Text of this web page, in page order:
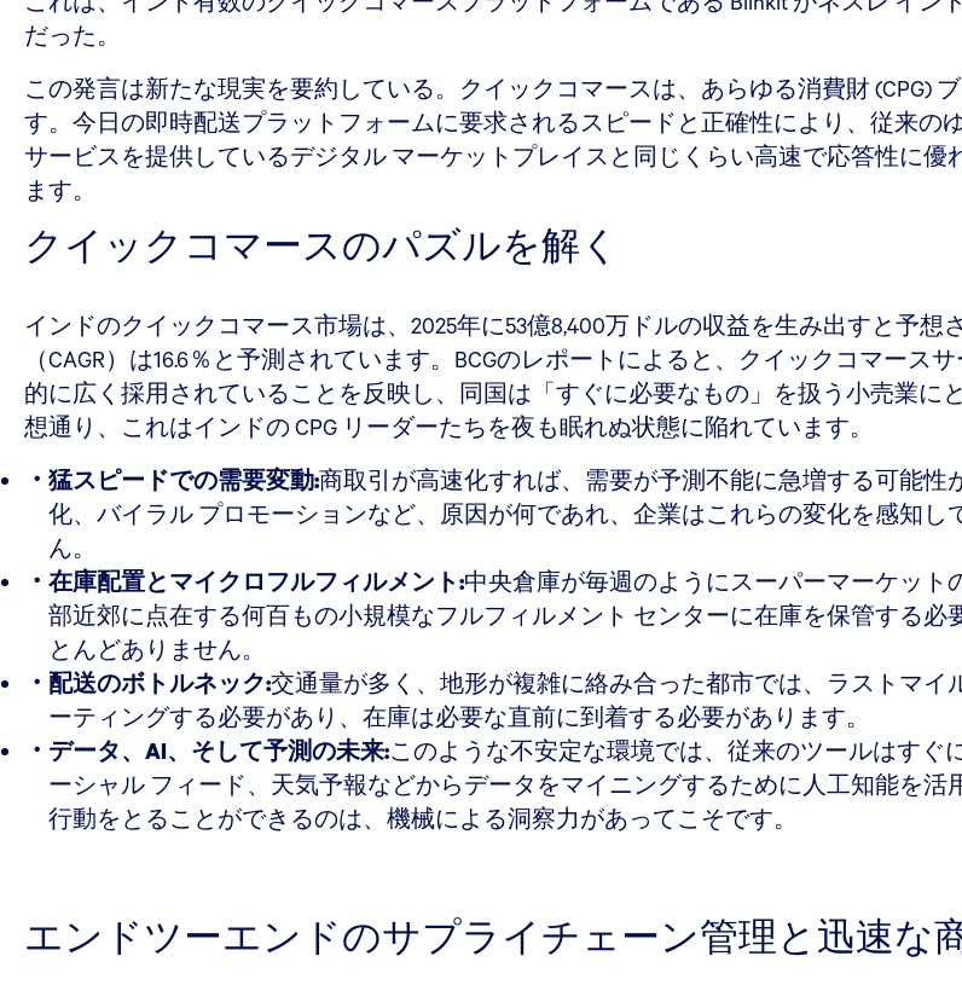
だった。
この発言は新たな現実を要約している。クイックコマースは、あらゆる消費財 (CPG)
す。今日の即時配送プラットフォームに要求されるスピードと正確性により、従来
サービスを提供しているデジタル マーケットプレイスと同じくらい高速で応答性に
ます。
クイックコマースのパズルを解く
インドのクイックコマース市場は、2025年に53億8,400万ドルの収益を生み出すと予
（CAGR）は16.6％と予測されています。BCGのレポートによると、クイックコマー
的に広く採用されていることを反映し、同国は「すぐに必要なもの」を扱う小売業
想通り、これはインドの CPG リーダーたちを夜も眠れぬ状態に陥れています。
猛スピードでの需要変動:商取引が高速化すれば、需要が予測不能に急増する可能
化、バイラル プロモーションなど、原因が何であれ、企業はこれらの変化を感知
ん。
在庫配置とマイクロフルフィルメント:中央倉庫が毎週のようにスーパーマーケッ
部近郊に点在する何百もの小規模なフルフィルメント センターに在庫を保管する
とんどありません。
配送のボトルネック:交通量が多く、地形が複雑に絡み合った都市では、ラストマ
ーティングする必要があり、在庫は必要な直前に到着する必要があります。
データ、AI、そして予測の未来:このような不安定な環境では、従来のツールはす
ーシャル フィード、天気予報などからデータをマイニングするために人工知能を
行動をとることができるのは、機械による洞察力があってこそです。
エンドツーエンドのサプライチェーン管理と迅速な